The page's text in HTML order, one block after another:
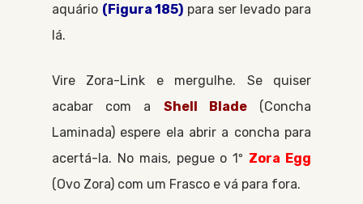
aquário (Figura 185) para ser levado para
lá.
Vire Zora-Link e mergulhe. Se quiser
acabar com a Shell Blade
Concha
Laminada
espere ela abrir a concha para
acertá-la. No mais, pegue o 1º Zora Egg
Ovo Zora com um Frasco e vá para fora.